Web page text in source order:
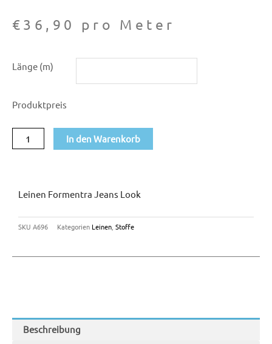
€ 36,90 pro Meter
Länge (m)
Produktpreis
Formentra
look
Menge
In den Warenkorb
Leinen Formentra Jeans Look
SKU A696 Kategorien Leinen Stoffe
Beschreibung